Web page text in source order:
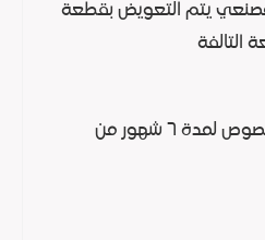
يتم التعويض بقطعة
التالفة
- ضمان على اللون والفصوص لمدة ٦ شهور من